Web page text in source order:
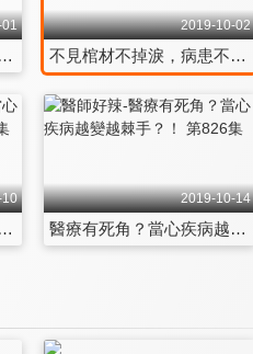
心痛誰人知？！ 第819集
2019-10-02
不見棺材不掉淚，病患不願就醫原因大公開？！ 第820集
步把命送掉？！ 第825集
2019-10-14
醫療有死角？當心疾病越變越棘手？！ 第826集